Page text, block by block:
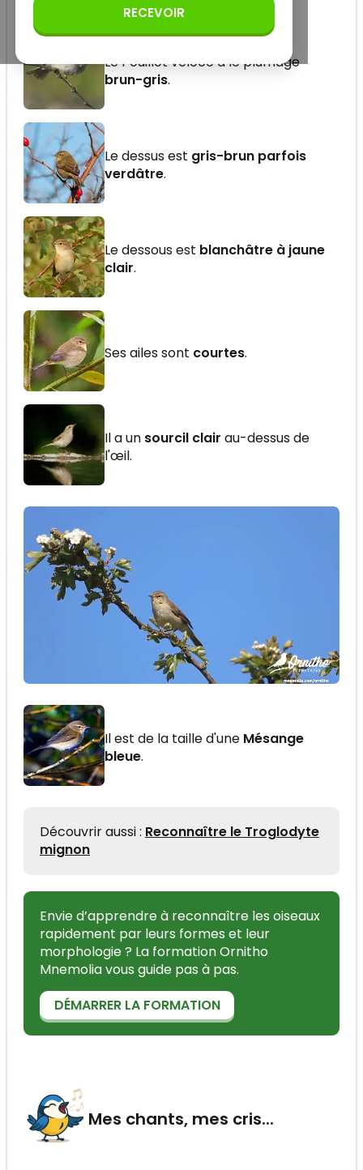
Le Pouillot véloce a le plumage
brun-gris.
Le dessus est gris-brun parfois
verdâtre.
Le dessous est blanchâtre à jaune
clair.
Ses ailes sont courtes.
Il a un sourcil clair au-dessus de
l'œil.
Il est de la taille d'une Mésange
bleue.
Découvrir aussi : Reconnaître le Troglodyte
mignon
Envie d’apprendre à reconnaître les oiseaux
rapidement par leurs formes et leur
morphologie ? La formation Ornitho
Mnemolia vous guide pas à pas.
DÉMARRER LA FORMATION
Mes chants, mes cris...
RECEVOIR